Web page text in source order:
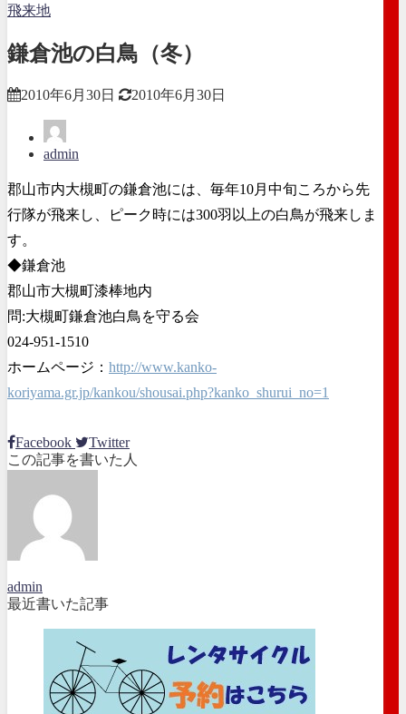
飛来地
鎌倉池の白鳥（冬）
2010年6月30日 2010年6月30日
admin
郡山市内大槻町の鎌倉池には、毎年10月中旬ころから先
行隊が飛来し、ピーク時には300羽以上の白鳥が飛来しま
す。
◆鎌倉池
郡山市大槻町漆棒地内
問:大槻町鎌倉池白鳥を守る会
024-951-1510
ホームページ： http://www.kanko-
koriyama.gr.jp/kankou/shousai.php?kanko_shurui_no=1
Facebook
Twitter
この記事を書いた人
admin
最近書いた記事